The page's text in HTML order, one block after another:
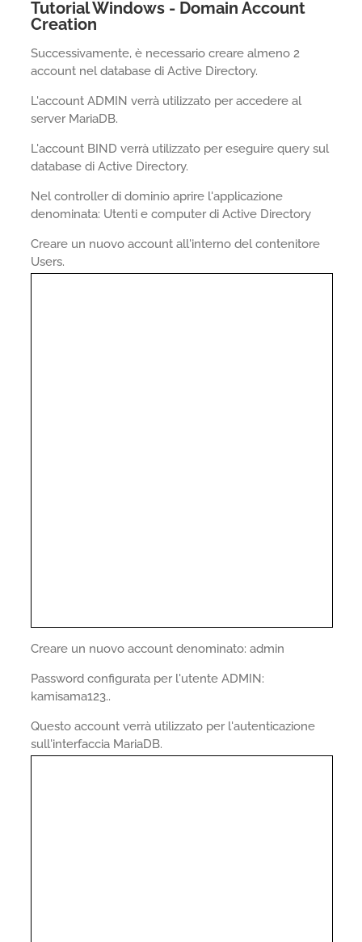
Tutorial Windows - Domain Account
Creation
Successivamente, è necessario creare almeno 2
account nel database di Active Directory.
L'account ADMIN verrà utilizzato per accedere al
server MariaDB.
L'account BIND verrà utilizzato per eseguire query sul
database di Active Directory.
Nel controller di dominio aprire l'applicazione
denominata: Utenti e computer di Active Directory
Creare un nuovo account all'interno del contenitore
Users.
Creare un nuovo account denominato: admin
Password configurata per l'utente ADMIN:
kamisama123..
Questo account verrà utilizzato per l'autenticazione
sull'interfaccia MariaDB.